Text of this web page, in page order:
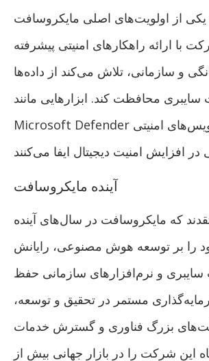
یکی از اولویت‌های اصلی مایکروسافت
با ارائه راهکارهای امنیتی پیشرفته
و سازمانی، تلاش می‌کند از داده‌ها
سایبری محافظت کند. ابزارهایی مانند
Microsoft Defender و سرویس‌های امنیتی Azure
آینده مایکروسافت
که مایکروسافت در سال‌های آینده
را بر توسعه هوش مصنوعی، رایانش
سایبری و نرم‌افزارهای سازمانی حفظ
مستمر در تحقیق و توسعه،
بزرگ فناوری و گسترش خدمات
این شرکت را در بازار جهانی بیش از